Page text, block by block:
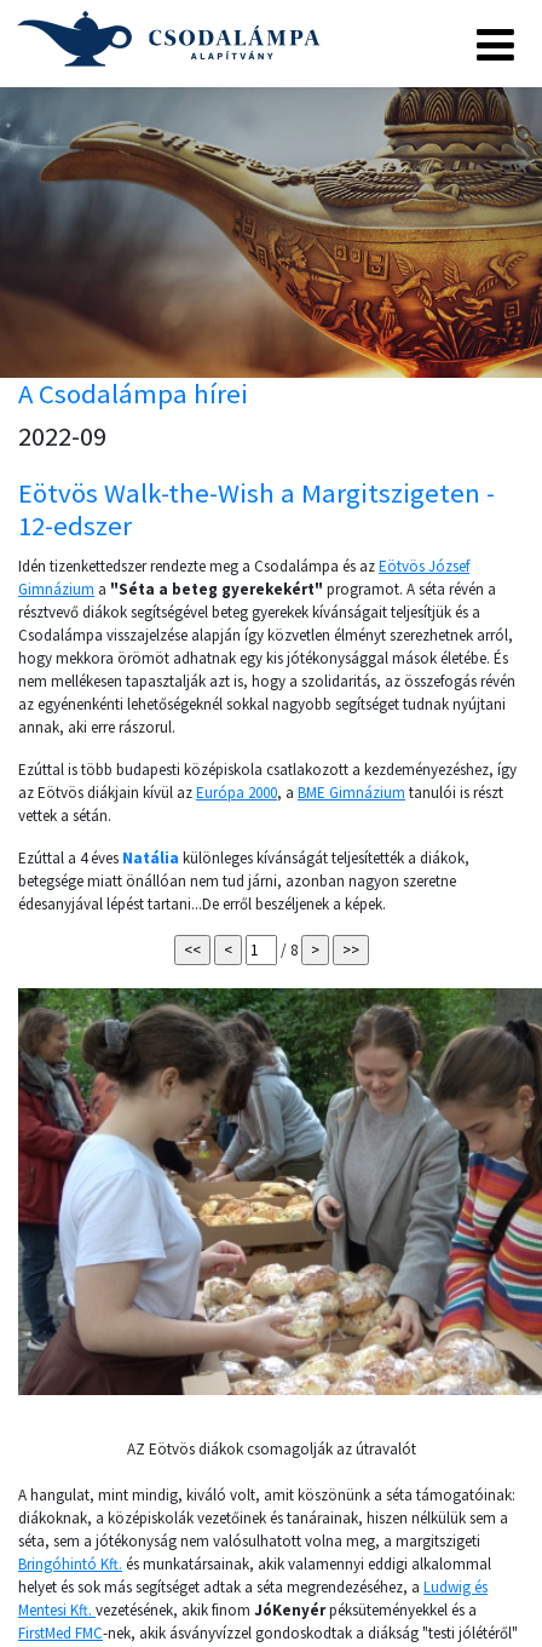
A Csodalámpa hírei
2022-09
Eötvös Walk-the-Wish a Margitszigeten -
12-edszer
Idén tizenkettedszer rendezte meg a Csodalámpa és azEötvös József
Gimnázium a "Séta a beteg gyerekekért" programot. A séta révén a
résztvevő diákok segítségével beteg gyerekek kívánságait teljesítjük és a
Csodalámpa visszajelzése alapján így közvetlen élményt szerezhetnek arról,
hogy mekkora örömöt adhatnak egy kis jótékonysággal mások életébe. És
nem mellékesen tapasztalják azt is, hogy a szolidaritás, az összefogás révén
az egyénenkénti lehetőségeknél sokkal nagyobb segítséget tudnak nyújtani
annak, aki erre rászorul.
Ezúttal is több budapesti középiskola csatlakozott a kezdeményezéshez, így
az Eötvös diákjain kívül azEurópa 2000, a BME Gimnázium tanulói is részt
vettek a sétán.
Ezúttal a 4 éves Natália különleges kívánságát teljesítették a diákok,
betegsége miatt önállóan nem tud járni, azonban nagyon szeretne
édesanyjával lépést tartani...De erről beszéljenek a képek.
/ 8
AZ Eötvös diákok csomagolják az útravalót
A hangulat, mint mindig, kiváló volt, amit köszönünk a séta támogatóinak:
diákoknak, a középiskolák vezetőinek és tanárainak, hiszen nélkülük sem a
séta, sem a jótékonyság nem valósulhatott volna meg, a margitszigeti
Bringóhintó Kft. és munkatársainak, akik valamennyi eddigi alkalommal
helyet és sok más segítséget adtak a séta megrendezéséhez, a Ludwig és
Mentesi Kft. vezetésének, akik finom JóKenyérpéksüteményekkel és a
FirstMed FMC-nek, akik ásványvízzel gondoskodtak a diákság "testi jólétéről"